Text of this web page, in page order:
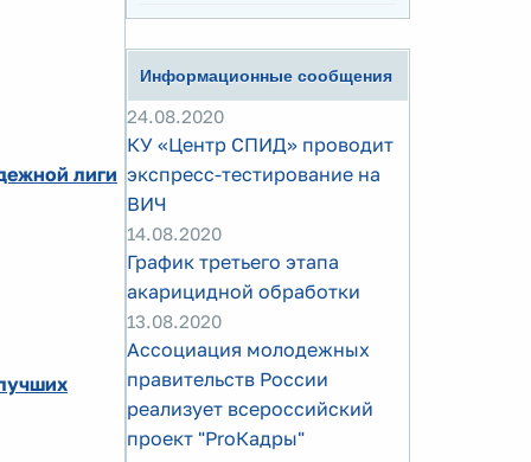
лиги
Информационные сообщения
24.08.2020
КУ «Центр СПИД» проводит
экспресс-тестирование на
ВИЧ
14.08.2020
График третьего этапа
акарицидной обработки
13.08.2020
Ассоциация молодежных
правительств России
реализует всероссийский
проект "ProКадры"